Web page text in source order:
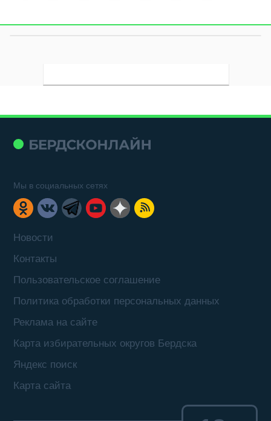
Новости
Контакты
Пользовательское соглашение
Политика обработки персональных данных
Реклама на сайте
Карта избирательных округов Бердска
Яндекс поиск
Карта сайта
Мы в социальных сетях